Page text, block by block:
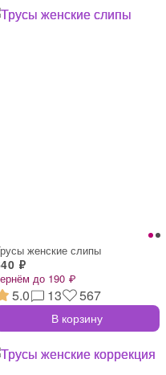
женские слипы
₽
до 190 ₽
5.0 13 567
В корзину